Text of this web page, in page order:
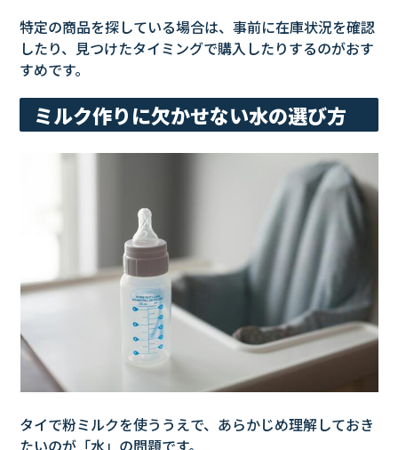
特定の商品を探している場合は、事前に在庫状況を確認
したり、見つけたタイミングで購入したりするのがおす
すめです。
ミルク作りに欠かせない水の選び方
タイで粉ミルクを使ううえで、あらかじめ理解しておき